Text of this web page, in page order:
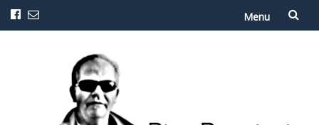
Menu
contenuto